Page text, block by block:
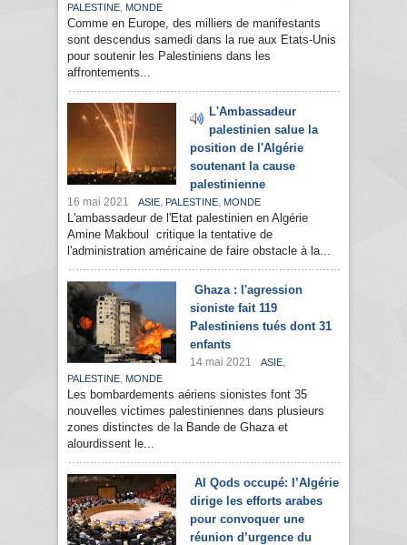
PALESTINE, MONDE
Comme en Europe, des milliers de manifestants
sont descendus samedi dans la rue aux Etats-Unis
pour soutenir les Palestiniens dans les
affrontements...
L'Ambassadeur
palestinien salue la
position de l'Algérie
soutenant la cause
palestinienne
16 mai 2021 ASIE, PALESTINE, MONDE
L'ambassadeur de l'Etat palestinien en Algérie
Amine Makboul critique la tentative de
l'administration américaine de faire obstacle à la...
Ghaza : l'agression
sioniste fait 119
Palestiniens tués dont 31
enfants
14 mai 2021 ASIE,
PALESTINE, MONDE
Les bombardements aériens sionistes font 35
nouvelles victimes palestiniennes dans plusieurs
zones distinctes de la Bande de Ghaza et
alourdissent le...
Al Qods occupé: l’Algérie
dirige les efforts arabes
pour convoquer une
réunion d’urgence du